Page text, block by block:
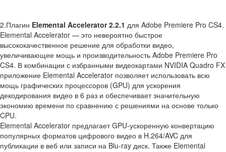
2.Плагин Elemental Accelerator 2.2.1 для Adobe Premiere Pro CS4.
Elemental Accelerator — это невероятно быстрое
высококачественное решение для обработки видео,
увеличивающее мощь и производительность Adobe Premiere Pro
CS4. В комбинации с избранными видеокартами NVIDIA Quadro FX
приложение Elemental Accelerator позволяет использовать всю
мощь графических процессоров (GPU) для ускорения
декодирования видео в 6 раз и обеспечивает значительную
экономию времени по сравнению с решениями на основе только
CPU.
Elemental Accelerator предлагает GPU-ускоренную конвертацию
популярных форматов цифрового видео в H.264/AVC для
публикации в веб или записи на Blu-ray диск. Также Elemental